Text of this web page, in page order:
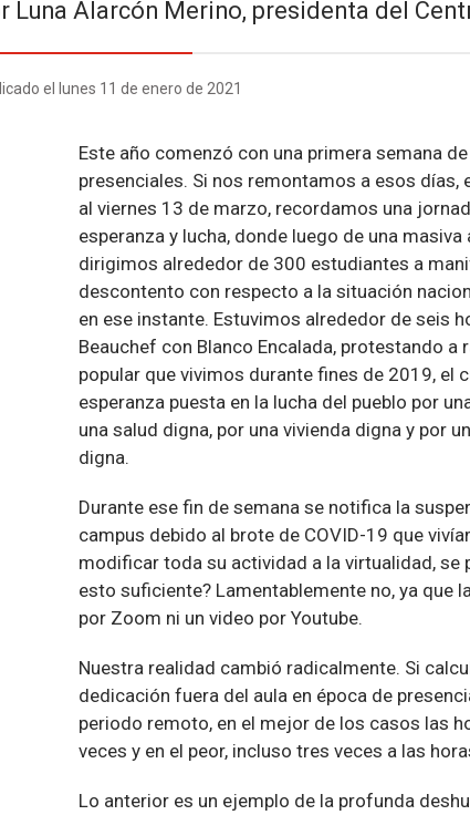
Luna Alarcón Merino, presidenta del
el lunes 11 de enero de 2021
Este año comenzó con una primera semana
presenciales. Si nos remontamos a esos días,
al viernes 13 de marzo, recordamos una
esperanza y lucha, donde luego de una masiva
dirigimos alrededor de 300 estudiantes a
descontento con respecto a la situación
en ese instante. Estuvimos alrededor de seis
Beauchef con Blanco Encalada, protestando a
popular que vivimos durante fines de 2019, el
esperanza puesta en la lucha del pueblo por
una salud digna, por una vivienda digna y por
digna.
Durante ese fin de semana se notifica la
campus debido al brote de COVID-19 que
modificar toda su actividad a la virtualidad, se
esto suficiente? Lamentablemente no, ya que
por Zoom ni un video por Youtube.
Nuestra realidad cambió radicalmente. Si
dedicación fuera del aula en época de
periodo remoto, en el mejor de los casos las
veces y en el peor, incluso tres veces a las
Lo anterior es un ejemplo de la profunda